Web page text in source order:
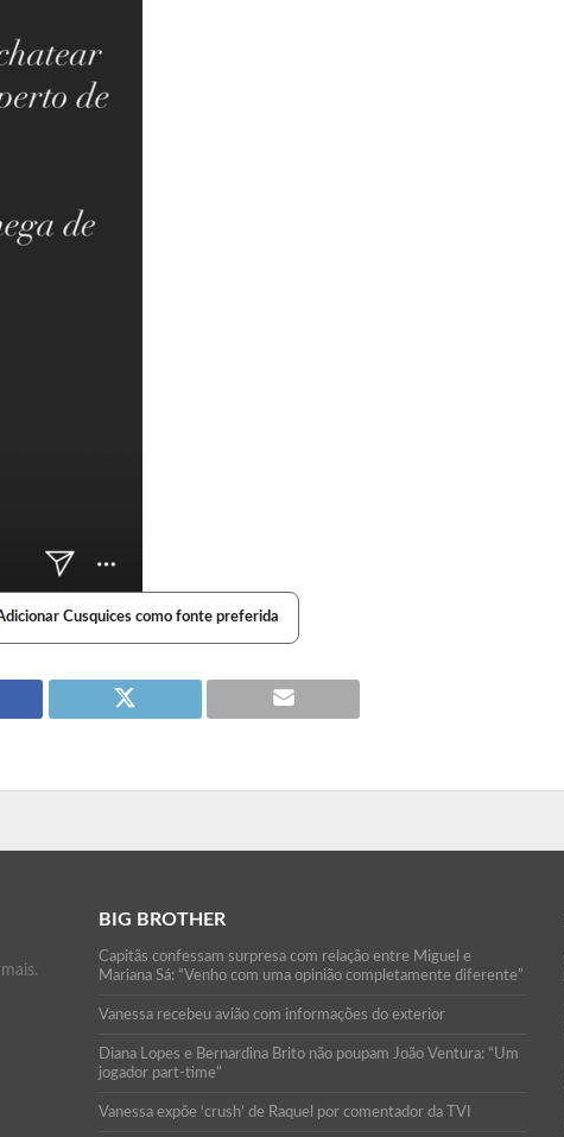
Cusquices como fonte preferida
BIG BROTHER
Capitãs confessam surpresa com relação entre Miguel e
Mariana Sá: “Venho com uma opinião completamente diferente”
Vanessa recebeu avião com informações do exterior
Diana Lopes e Bernardina Brito não poupam João Ventura: “Um
jogador part-time”
Vanessa expõe ‘crush’ de Raquel por comentador da TVI